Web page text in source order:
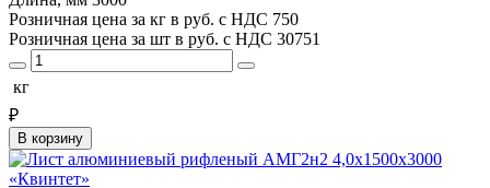
Розничная цена за кг в руб. с НДС 750
Розничная цена за шт в руб. с НДС 30751
кг
₽
В корзину